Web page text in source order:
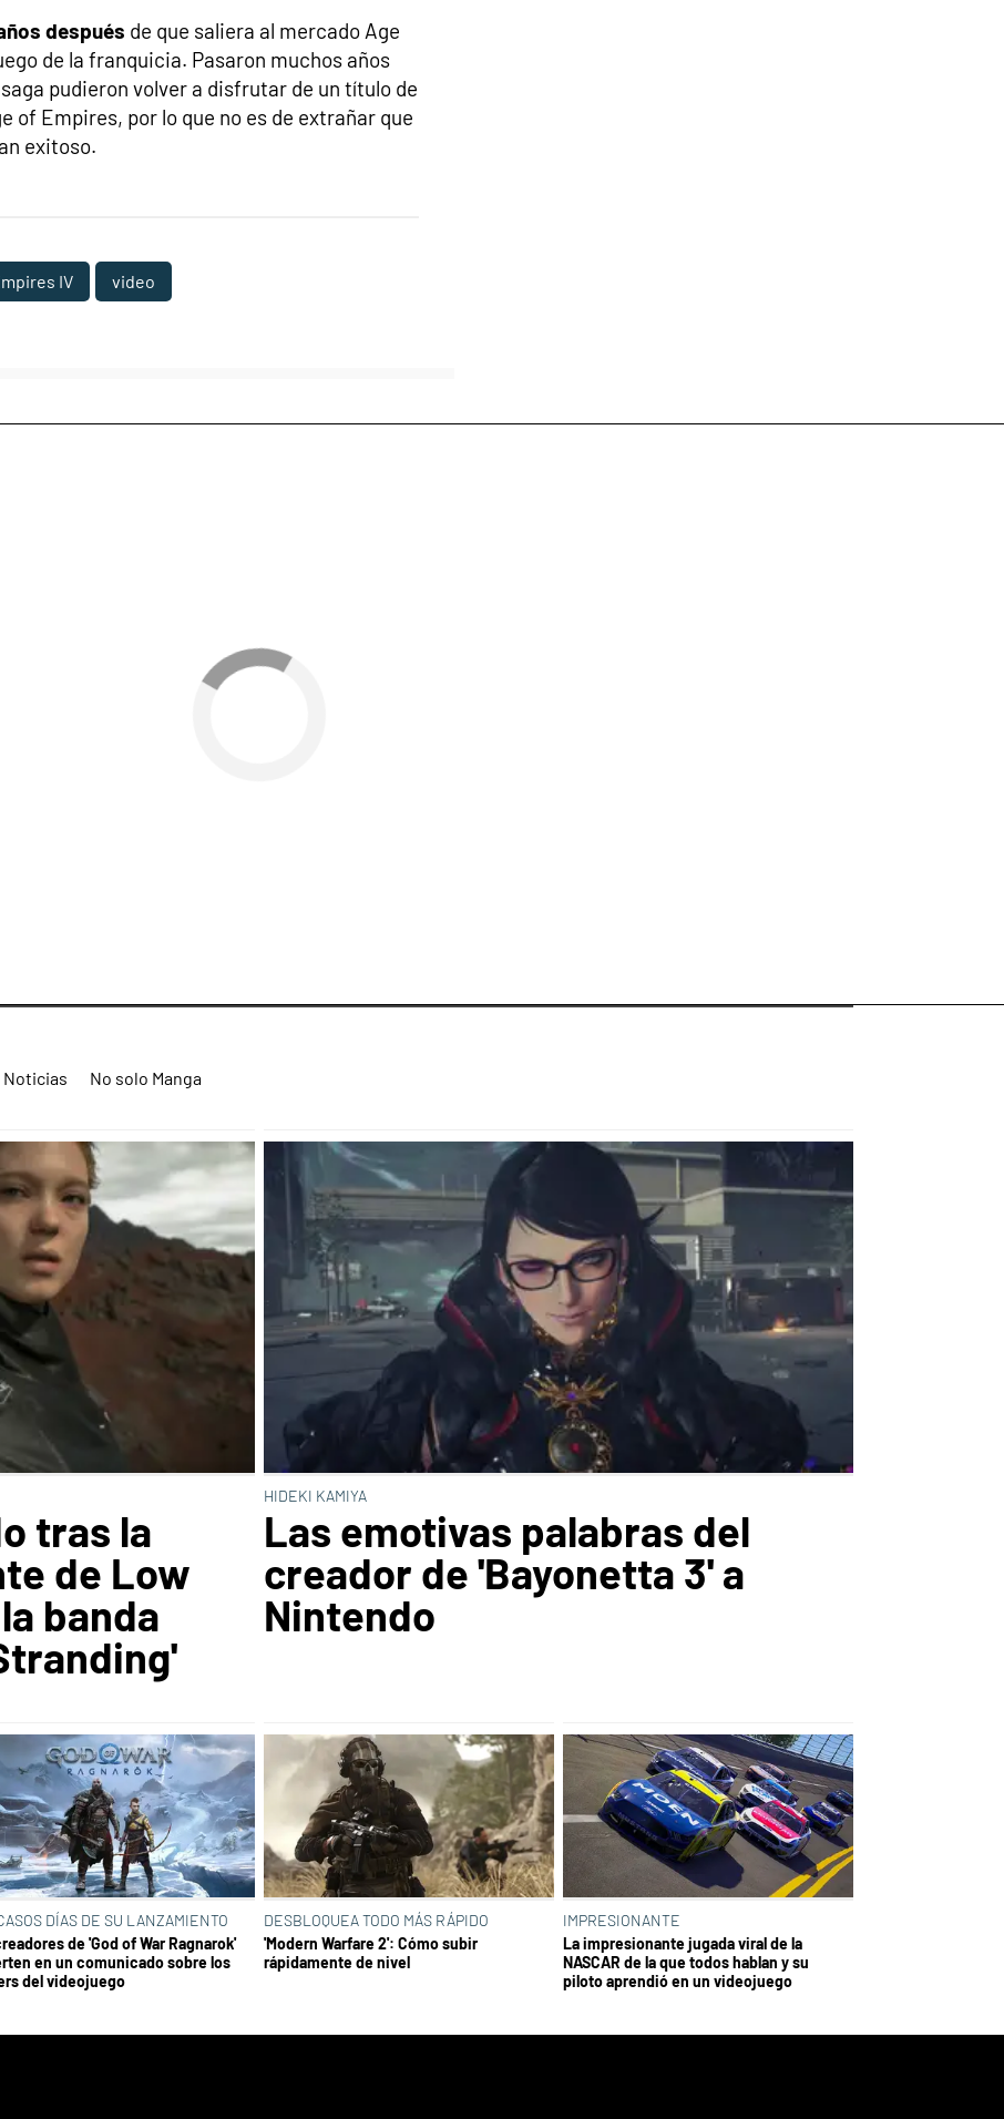
después de que saliera al mercado Age
de la franquicia. Pasaron muchos años
pudieron volver a disfrutar de un título de
of Empires, por lo que no es de extrañar que
exitoso.
IV video
Noticias No solo Manga
tras la
de Low
banda
HIDEKI KAMIYA
Las emotivas palabras del
creador de 'Bayonetta 3' a
Nintendo
DÍAS DE SU LANZAMIENTO
de 'God of War Ragnarok'
en un comunicado sobre los
del videojuego
DESBLOQUEA TODO MÁS RÁPIDO
'Modern Warfare 2': Cómo subir
rápidamente de nivel
IMPRESIONANTE
La impresionante jugada viral de la
NASCAR de la que todos hablan y su
piloto aprendió en un videojuego